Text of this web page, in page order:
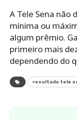
A Tele Sena
mínima ou
algum prêmio.
primeiro mais
dependendo do
resultado tele